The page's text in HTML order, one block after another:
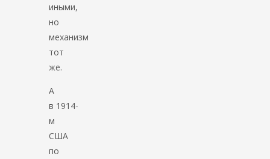
иными,
но
механизм
тот
же.
А
в 1914-
м
США
по